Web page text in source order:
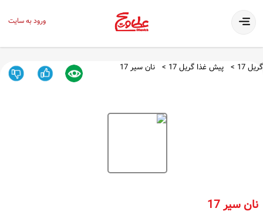
ورود به سایت
گریل 17 پیش غذا گریل 17 نان سیر 17
نان سیر 17